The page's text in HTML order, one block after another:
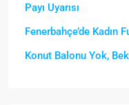
Payı Uyarısı
Fenerbahçe’de Kadın
Konut Balonu Yok,